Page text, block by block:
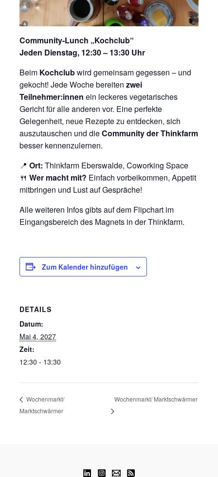
Community-Lunch „Kochclub“
Jeden Dienstag, 12:30 – 13:30 Uhr
Beim Kochclubwird gemeinsam gegessen – und
gekocht! Jede Woche bereiten zwei
Teilnehmer:innen ein leckeres vegetarisches
Gericht für alle anderen vor. Eine perfekte
Gelegenheit, neue Rezepte zu entdecken, sich
auszutauschen und dieCommunity der Thinkfarm
besser kennenzulernen.
📍 Ort: Thinkfarm Eberswalde, Coworking Space
🍴 Wer macht mit? Einfach vorbeikommen, Appetit
mitbringen und Lust auf Gespräche!
Alle weiteren Infos gibts auf dem Flipchart im
Eingangsbereich des Magnets in der Thinkfarm.
Zum Kalender hinzufügen
DETAILS
Datum:
Mai 4, 2027
Zeit:
12:30 - 13:30
Wochenmarkt/
Marktschwärmer
Wochenmarkt/ Marktschwärmer